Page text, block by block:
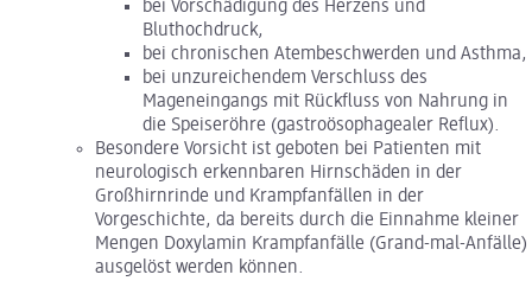
bei Vorschädigung des Herzens und
Bluthochdruck,
bei chronischen Atembeschwerden und Asthma,
bei unzureichendem Verschluss des
Mageneingangs mit Rückfluss von Nahrung in
die Speiseröhre (gastroösophagealer Reflux).
Besondere Vorsicht ist geboten bei Patienten mit
neurologisch erkennbaren Hirnschäden in der
Großhirnrinde und Krampfanfällen in der
Vorgeschichte, da bereits durch die Einnahme kleiner
Mengen Doxylamin Krampfanfälle (Grand-mal-Anfälle)
ausgelöst werden können.